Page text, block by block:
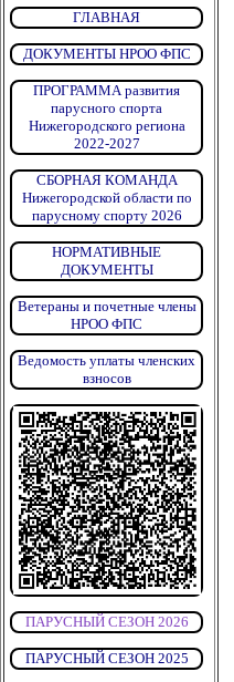
ГЛАВНАЯ
ДОКУМЕНТЫ НРОО ФПС
ПРОГРАММА развития
парусного спорта
Нижегородского региона
2022-2027
СБОРНАЯ КОМАНДА
Нижегородской области по
парусному спорту 2026
НОРМАТИВНЫЕ
ДОКУМЕНТЫ
Ветераны и почетные члены
НРОО ФПС
Ведомость уплаты членских
взносов
ПАРУСНЫЙ СЕЗОН 2026
ПАРУСНЫЙ СЕЗОН 2025